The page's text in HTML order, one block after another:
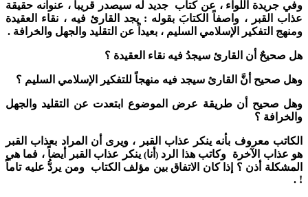
وفي جريدة اللواء ، عن كتاب جديد له سيصدر قريباً ، عنوانه حقيقة
عذاب القبر ، واصفاً الكتابَ بقوله : يجد القارئ فيه ، نقاء العقيدة
ومنهج التفكير الإسلامي السليم ، بعيداً عن التقليد والجهل والخرافة .
هل صحيحٌ أن القارئ سيجدُ فيه نقاء العقيدة ؟
وهل صحيح أنَّ القارئ سيجد فيه منهجاً للتفكير الإسلامي السليم ؟
وهل صحيح أن طريقة عرض الموضوع ابتعدت عن التقليد والجهل
والخرافة ؟
الكاتب معروف بأنه ينكر عذاب القبر ، ويرى أن المراد بعذاب القبر
هو عذاب الآخرة وكاتب هذا الرد ( أنا) ينكر عذاب القبر أيضاً ، فما هي
المشكلة أذن ؟ إذا كان الاتفاق بين مؤلف الكتاب ومن يردُّ عليه تاماً
! .